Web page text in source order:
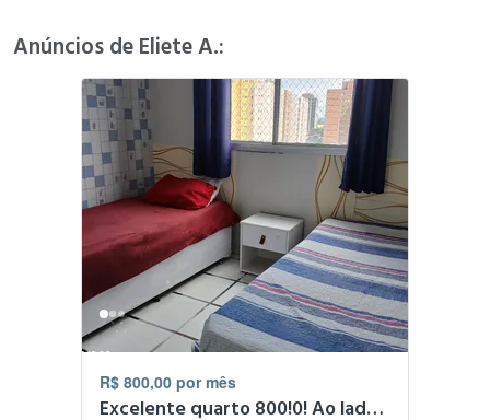
Anúncios de Eliete A.:
R$ 800,00 por mês
Excelente quarto 800!0! Ao lado do novo AME no centro!